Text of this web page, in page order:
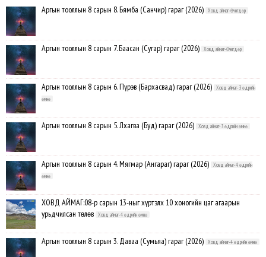
Аргын тооллын 8 сарын 8. Бямба (Санчир) гараг (2026) Ховд аймаг-Өчигдөр
Аргын тооллын 8 сарын 7. Баасан (Сугар) гараг (2026) Ховд аймаг-Өчигдөр
Аргын тооллын 8 сарын 6. Пүрэв (Бархасвад) гараг (2026)
Ховд аймаг-3 өдрийн
өмнө
Аргын тооллын 8 сарын 5. Лхагва (Буд) гараг (2026) Ховд аймаг-3 өдрийн өмнө
Аргын тооллын 8 сарын 4. Мягмар (Ангараг) гараг (2026)
Ховд аймаг-4 өдрийн
өмнө
ХОВД АЙМАГ:08-р сарын 13-ныг хүртэлх 10 хоногийн цаг агаарын
урьдчилсан төлөв
Ховд аймаг-4 өдрийн өмнө
Аргын тооллын 8 сарын 3. Даваа (Сумьяа) гараг (2026) Ховд аймаг-4 өдрийн өмнө